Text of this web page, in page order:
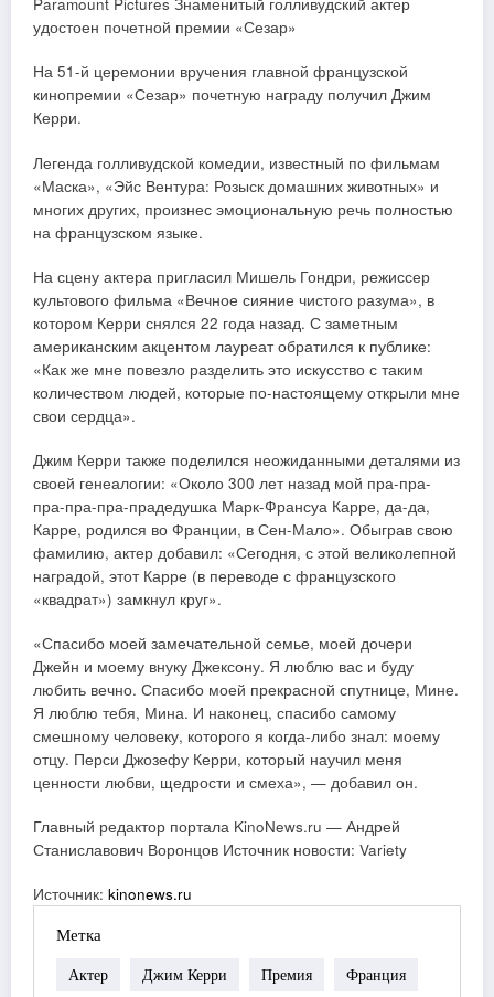
удостоен почетной премии «Сезар»
На 51-й церемонии вручения главной французской
кинопремии «Сезар» почетную награду получил Джим
Керри.
Легенда голливудской комедии, известный по фильмам
«Маска», «Эйс Вентура: Розыск домашних животных» и
многих других, произнес эмоциональную речь полностью
на французском языке.
На сцену актера пригласил Мишель Гондри, режиссер
культового фильма «Вечное сияние чистого разума», в
котором Керри снялся 22 года назад. С заметным
американским акцентом лауреат обратился к публике:
«Как же мне повезло разделить это искусство с таким
количеством людей, которые по-настоящему открыли мне
свои сердца».
Джим Керри также поделился неожиданными деталями из
своей генеалогии: «Около 300 лет назад мой пра-пра-
пра-пра-пра-прадедушка Марк-Франсуа Карре, да-да,
Карре, родился во Франции, в Сен-Мало». Обыграв свою
фамилию, актер добавил: «Сегодня, с этой великолепной
наградой, этот Карре (в переводе с французского
«квадрат») замкнул круг».
«Спасибо моей замечательной семье, моей дочери
Джейн и моему внуку Джексону. Я люблю вас и буду
любить вечно. Спасибо моей прекрасной спутнице, Мине.
Я люблю тебя, Мина. И наконец, спасибо самому
смешному человеку, которого я когда-либо знал: моему
отцу. Перси Джозефу Керри, который научил меня
ценности любви, щедрости и смеха», — добавил он.
Главный редактор портала KinoNews.ru — Андрей
Станиславович Воронцов Источник новости: Variety
Источник: kinonews.ru
Метка
Актер Джим Керри Премия Франция